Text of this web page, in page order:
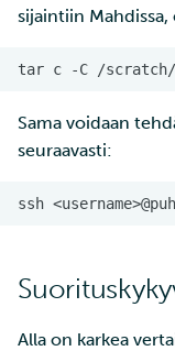
sijaintiin Mahdissa,
tar c -C /scratch/
Sama voidaan
seuraavasti:
ssh
Alla on karkea